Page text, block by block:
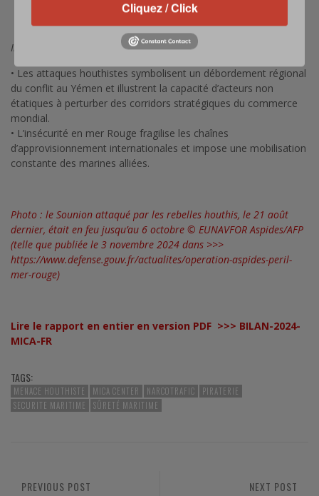
PROSPERITY GUARDIAN (18 décembre 2023)
ASPIDES (19 février 2024, soutenue par l’UE)
Impact global
• Les attaques houthistes symbolisent un débordement régional
du conflit au Yémen et illustrent la capacité d’acteurs non
étatiques à perturber des corridors stratégiques du commerce
mondial.
• L’insécurité en mer Rouge fragilise les chaînes
d’approvisionnement internationales et impose une mobilisation
constante des marines alliées.
Photo : le Sounion attaqué par les rebelles houthis, le 21 août
dernier, était en feu jusqu’au 6 octobre © EUNAVFOR Aspides/AFP
(telle que publiée le 3 novembre 2024 dans >>>
https://www.defense.gouv.fr/actualites/operation-aspides-peril-
mer-rouge)
Lire le rapport en entier en version PDF >>> BILAN-2024-
MICA-FR
TAGS:
MENACE HOUTHISTE MICA CENTER NARCOTRAFIC
PIRATERIE
SECURITE MARITIME
SÛRETÉ MARITIME
NEXT POST
PREVIOUS POST
Cliquez / Click